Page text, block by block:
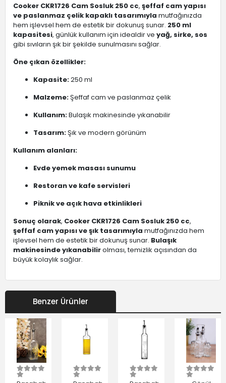
Cooker CKR1726 Cam Sosluk 250 cc, şeffaf cam yapısı
ve paslanmaz çelik kapaklı tasarımıyla mutfağınızda
hem işlevsel hem de estetik bir dokunuş sunar. 250 ml
kapasitesi, günlük kullanım için idealdir ve yağ, sirke, sos
gibi sıvıların şık bir şekilde sunulmasını sağlar.
Öne çıkan özellikler:
Kapasite:250 ml
Malzeme:Şeffaf cam ve paslanmaz çelik
Kullanım:Bulaşık makinesinde yıkanabilir
Tasarım:Şık ve modern görünüm
Kullanım alanları:
Evde yemek masası sunumu
Restoran ve kafe servisleri
Piknik ve açık hava etkinlikleri
Sonuç olarak, Cooker CKR1726 Cam Sosluk 250 cc,
şeffaf cam yapısı ve şık tasarımıyla mutfağınızda hem
işlevsel hem de estetik bir dokunuş sunar. Bulaşık
makinesinde yıkanabilirolması, temizlik açısından da
büyük kolaylık sağlar.
Benzer Ürünler